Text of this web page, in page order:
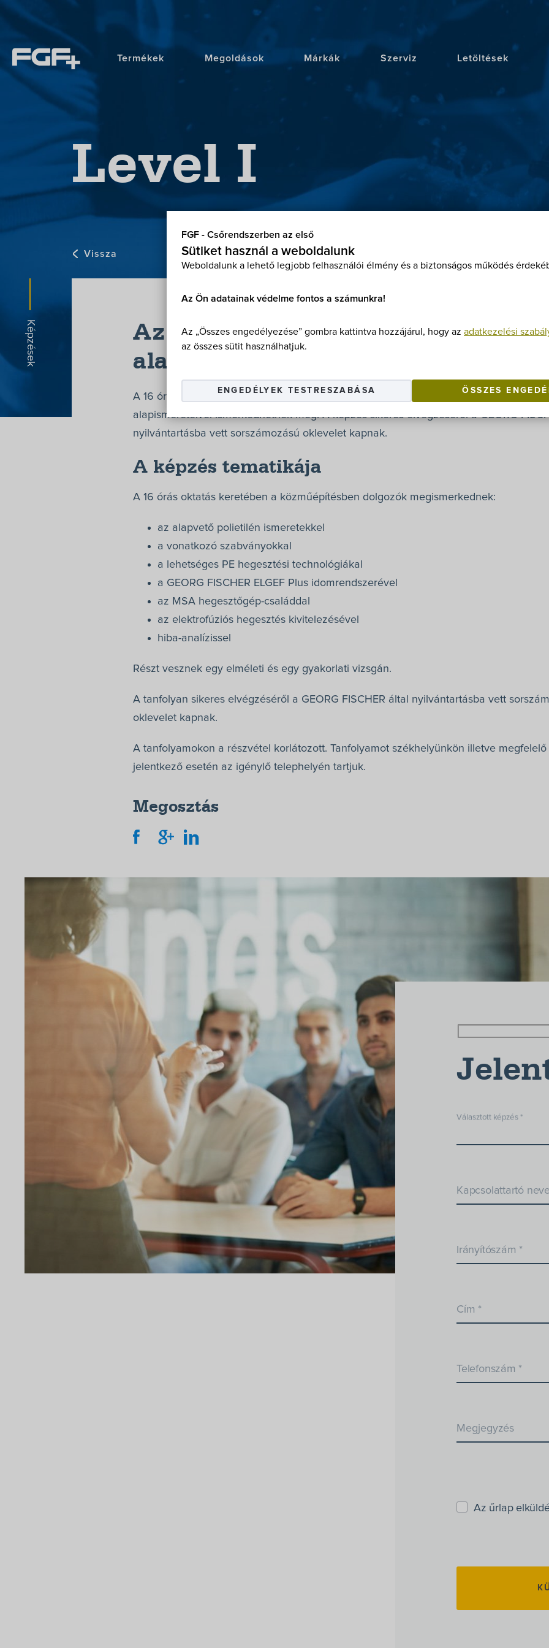
FGF - Csőrendszerben az első
Sütiket használ a weboldalunk
Weboldalunk a lehető legjobb felhasználói élmény és a biztonságos működés
Az Ön adatainak védelme fontos a számunkra!
Az „Összes engedélyezése” gombra kattintva hozzájárul, hogy az adatkezelési
az összes sütit használhatjuk.
ÖSSZES
ENGEDÉLYEK TESTRESZABÁSA
Termékek Megoldások Márkák Szerviz Letöltések
Level I
Vissza
Az elektrofúziós hegesztés
alapismeretei
A 16 órás oktatás keretében a közműépítésben dolgozók az elektrofúziós hegesztés
alapismereteivel ismerkedhetnek meg. A képzés sikeres elvégzéséről a GEORG
nyilvántartásba vett sorszámozású oklevelet kapnak.
A képzés tematikája
A 16 órás oktatás keretében a közműépítésben dolgozók megismerkednek:
az alapvető polietilén ismeretekkel
a vonatkozó szabványokkal
a lehetséges PE hegesztési technológiákal
a GEORG FISCHER ELGEF Plus idomrendszerével
az MSA hegesztőgép-családdal
az elektrofúziós hegesztés kivitelezésével
hiba-analízissel
Részt vesznek egy elméleti és egy gyakorlati vizsgán.
A tanfolyan sikeres elvégzéséről a GEORG FISCHER által nyilvántartásba vett
oklevelet kapnak.
A tanfolyamokon a részvétel korlátozott. Tanfolyamot székhelyünkön illetve megfelelő
jelentkező esetén az igénylő telephelyén tartjuk.
Megosztás
Választott képzés *
Kapcsolattartó
Irányítószám *
Cím *
Telefonszám *
Megjegyzés
Az űrlap